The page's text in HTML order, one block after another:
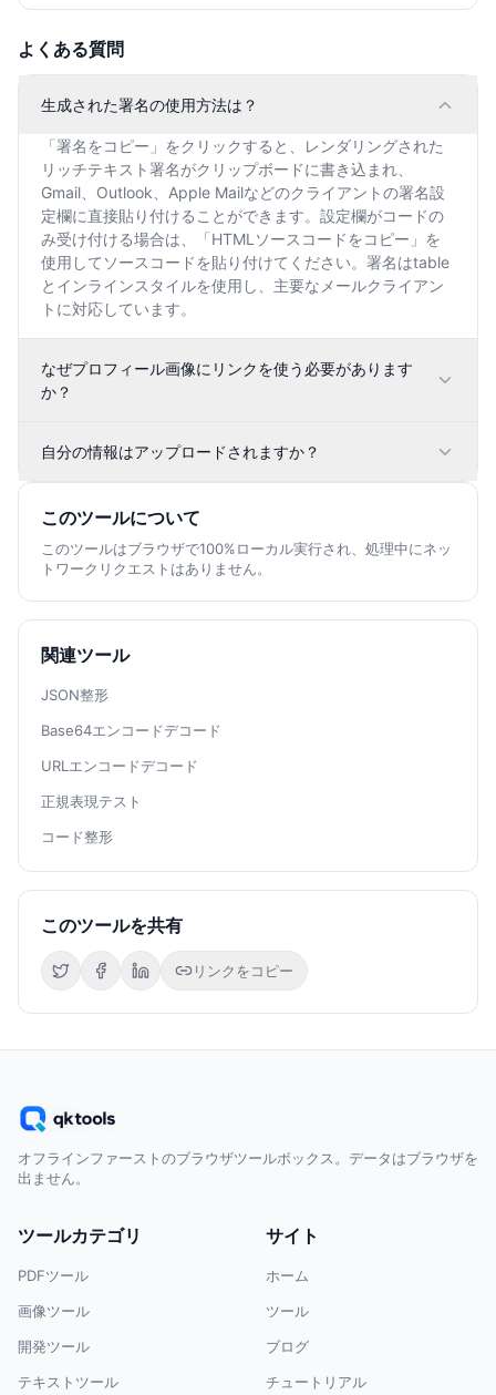
よくある質問
生成された署名の使用方法は？
「署名をコピー」をクリックすると、レンダリングされた
リッチテキスト署名がクリップボードに書き込まれ、
Gmail、Outlook、Apple Mailなどのクライアントの署名設
定欄に直接貼り付けることができます。設定欄がコードの
み受け付ける場合は、「HTMLソースコードをコピー」を
使用してソースコードを貼り付けてください。署名はtable
とインラインスタイルを使用し、主要なメールクライアン
トに対応しています。
なぜプロフィール画像にリンクを使う必要があります
か？
自分の情報はアップロードされますか？
このツールについて
このツールはブラウザで100%ローカル実行され、処理中にネッ
トワークリクエストはありません。
関連ツール
JSON整形
Base64エンコードデコード
URLエンコードデコード
正規表現テスト
コード整形
このツールを共有
リンクをコピー
オフラインファーストのブラウザツールボックス。データはブラウザを
出ません。
ツールカテゴリ
PDFツール
画像ツール
開発ツール
テキストツール
サイト
ホーム
ツール
ブログ
チュートリアル